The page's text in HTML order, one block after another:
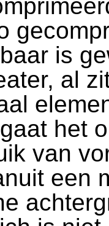
is
al
het
van
een